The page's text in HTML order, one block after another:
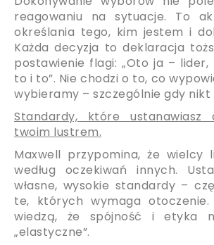
reagowaniu na sytuacje. To
określania tego, kim jestem i
Każda decyzja to deklaracja
postawienie flagi: „Oto ja –
to i to”. Nie chodzi o to, co
wybieramy – szczególnie gdy
Standardy, które ustanawiasz
twoim lustrem.
Maxwell przypomina, że wielcy
według oczekiwań innych.
własne, wysokie standardy –
te, których wymaga otoczenie.
wiedzą, że spójność i etyka
„elastyczne”.